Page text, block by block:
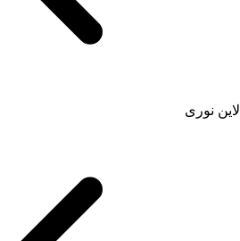
لاین نوری